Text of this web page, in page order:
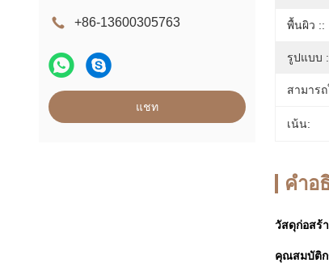
+86-13600305763
แชท
พื้นผิว ::
รูปแบบ
สามาร
เน้น:
คําอ
วัสดุก่อสร้
คุณสมบัติก